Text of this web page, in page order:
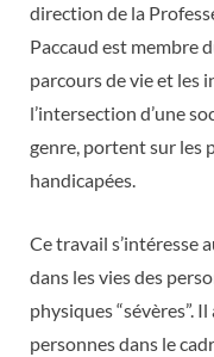
direction de la
Paccaud est membre
parcours de vie et les
l’intersection d’une
genre, portent sur les
handicapées.
Ce travail s’intéresse
dans les vies des
physiques “sévères”.
personnes dans le